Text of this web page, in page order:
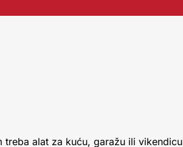
alat za kuću, garažu ili vikendicu